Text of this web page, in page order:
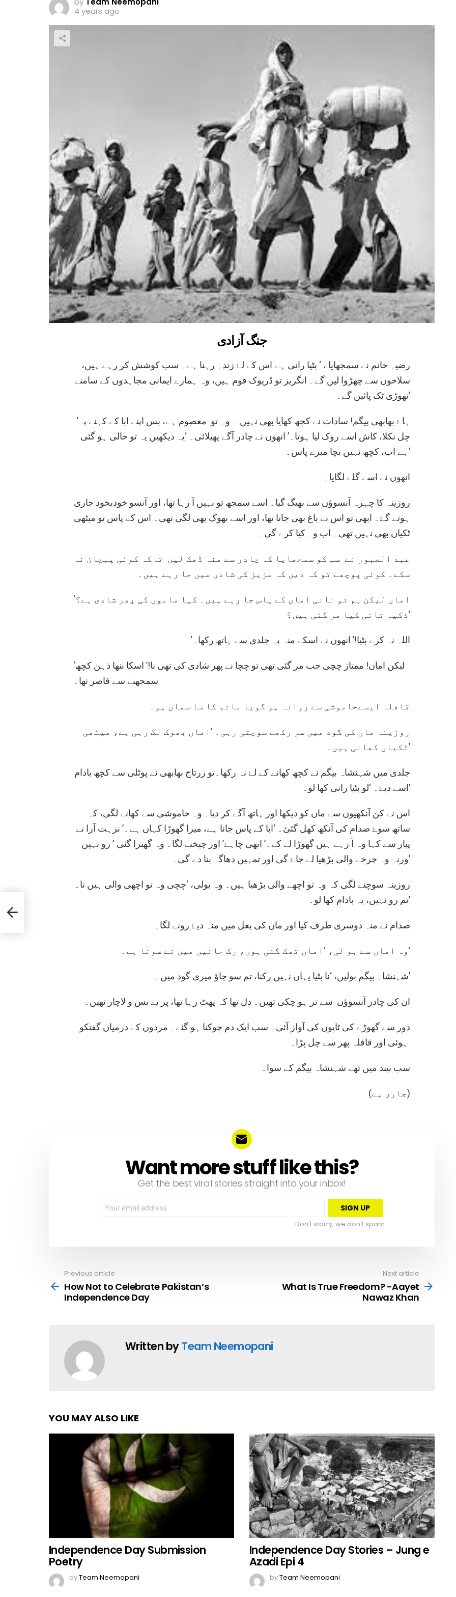
4 years ago
جنگ آزادی
رضیہ خانم نے سمجھایا ، ‘ بٹیا رانی ہے اس کے لۓ زندہ رہنا ہے۔ سب کوشش کر رہے ہیں،
سلاخوں سے چھڑوا لیں گے۔ انگریز تو ڈرپوک قوم ہیں، وہ ہمارے ایمانی مجاہدوں کے سامنے
تھوڑی ٹک پائیں گے۔’
‘ہاۓ بھابھی بیگم! سادات نے کچھ کھایا بھی نہیں ۔ وہ تو معصوم ہے، بس اپنے ابا کے کہنے پہ
چل نکلا، کاش اسے روک لیا ہوتا۔’ انھوں نے چادر آگے پھیلائی۔ ‘یہ دیکھیں یہ تو خالی ہو گئی
ہے اب، کچھ نہیں بچا میرے پاس۔’
انھوں نے اسے گلے لگایا۔
روزینہ کا چہرہ آنسوؤں سے بھیگ گیا۔ اسے سمجھ تو نہیں آ رہا تھا، اور آنسو خودبخود جاری
ہوتے گۓ۔ ابھی تو اس نے باغ بھی جانا تھا، اور اسے بھوک بھی لگی تھی۔ اس کے پاس تو میٹھی
ٹکیاں بھی نہیں تھی۔ اب وہ کیا کرے گی۔
عبد الصبور نے سب کو سمجھایا کہ چادر سے منہ ڈھک لیں تاکہ کوئی پہچان نہ
سکے۔ کوئی پوچھے تو کہ دیں کہ عزیز کی شادی میں جا رہے ہیں۔
‘اماں لیکن ہم تو نانی اماں کے پاس جا رہے ہیں۔ کیا ماموں کی پھر شادی ہے؟
ذکیہ تائی کیا مر گئی ہیں؟’
‘اللہ نہ کرے بٹیا!’ انھوں نے اسکے منہ پہ جلدی سے ہاتھ رکھا۔
‘لیکن اماں! ممتاز چچی جب مر گئی تھی تو چچا نے پھر شادی کی تھی نا!’ اسکا ننھا ذہن کچھ
سمجھنے سے قاصر تھا۔
قافلہ ایسےخاموشی سے روانہ ہو گویا ماتم کا سا سماں ہو۔
روزینہ ماں کی گود میں سر رکھے سوچتی رہی۔ ‘اماں بھوک لگ رہی ہے، میٹھی
ٹکیاں کھانی ہیں۔’
جلدی میں شہنشاہ بیگم نے کچھ کھانے کے لۓ نہ رکھا۔تو زرتاج بھابھی نے پوٹلی سے کچھ بادام
اسے دیۓ۔ ‘لو بٹیا رانی کھا لو۔’
اس نے کن آنکھیوں سے ماں کو دیکھا اور ہاتھ آگے کر دیا۔ وہ خاموشی سے کھانے لگی، کہ
ساتھ سوۓ صدام کی آنکھ کھل گئئ۔ ‘ابا کے پاس جانا ہے، میرا گھوڑا کہاں ہے۔’ نزہت آرا نے
پیار سے کہا وہ آ رہے ہیں گھوڑا لے کے۔’ ابھی چاہۓ’ اور چیخنے لگا۔ وہ گھبرا گئی ‘ رو نہیں
ورنہ وہ چرخے والی بڑھیا لے جاۓ گی اور تمہیں دھاگہ بنا دے گی۔’
روزینہ سوچنے لگی کہ وہ تو اچھے والی بڑھیا ہیں۔ وہ بولی، ‘چچی وہ تو اچھی والی ہیں نا۔
تم رو نہیں، یہ بادام کھا لو۔’
صدام نے منہ دوسری طرف کیا اور ماں کی بغل میں منہ دیۓ رونے لگا۔
وہ اماں سے بو لی، ‘اماں تھک گئی ہوں، رک جائیں میں نے سونا ہے۔’
شہنشاہ بیگم بولیں، ‘نا بٹیا یہاں نہیں رکنا، تم سو جاؤ میری گود میں۔’
ان کی چادر آنسوؤں سے تر ہو چکی تھیں۔ دل تھا کہ پھٹ رہا تھا، پر بے بس و لاچار تھیں۔
دور سے گھوڑے کی ٹاپوں کی آواز آئی۔ سب ایک دم چوکنا ہو گئے۔ مردوں کے درمیاں گفتکو
ہوئی اور قافلہ پھر سے چل پڑا۔
سب نیند میں تھے شہنشاہ بیگم کے سوا۔
(جاری ہے)
NEWSLETTERWant more stuff like this?
Get the best viral stories straight into your inbox!
Email
address:
Don't worry, we don't spam
more
Previous article
How Not to Celebrate Pakistan’s
Independence Day
Next article
What Is True Freedom? -Aayet
Nawaz Khan
Written byTeam Neemopani
YOU MAY ALSO LIKE
Independence Day Submission
Poetry
byTeam Neemopani
Independence Day Stories – Jung e
Azadi Epi 4
byTeam Neemopani